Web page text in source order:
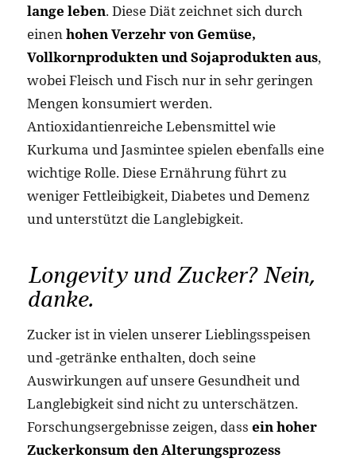
lange leben. Diese Diät zeichnet sich durch
einen hohen Verzehr von Gemüse,
Vollkornprodukten und Sojaprodukten aus,
wobei Fleisch und Fisch nur in sehr geringen
Mengen konsumiert werden.
Antioxidantienreiche Lebensmittel wie
Kurkuma und Jasmintee spielen ebenfalls eine
wichtige Rolle. Diese Ernährung führt zu
weniger Fettleibigkeit, Diabetes und Demenz
und unterstützt die Langlebigkeit​.
Longevity und Zucker? Nein,
danke.
Zucker ist in vielen unserer Lieblingsspeisen
und -getränke enthalten, doch seine
Auswirkungen auf unsere Gesundheit und
Langlebigkeit sind nicht zu unterschätzen.
Forschungsergebnisse zeigen, dass ein hoher
Zuckerkonsum den Alterungsprozess